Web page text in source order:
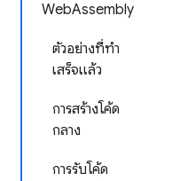
WebAssembly
ตัวอย่างที่ทำ
เสร็จแล้ว
การสร้างโค้ด
กลาง
การรับโค้ด